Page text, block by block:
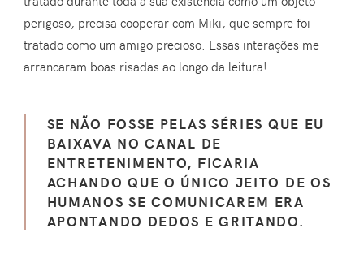
perigoso, precisa cooperar com Miki, que sempre foi
tratado como um amigo precioso. Essas interações me
arrancaram boas risadas ao longo da leitura!
SE NÃO FOSSE PELAS SÉRIES QUE EU
BAIXAVA NO CANAL DE
ENTRETENIMENTO, FICARIA
ACHANDO QUE O ÚNICO JEITO DE OS
HUMANOS SE COMUNICAREM ERA
APONTANDO DEDOS E GRITANDO.